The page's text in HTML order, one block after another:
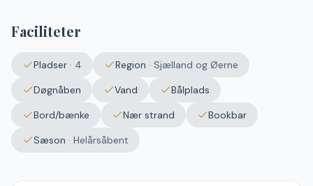
Faciliteter
Pladser · 4 Region · Sjælland og Øerne
Døgnåben
Vand
Bålplads
Bord/bænke
Nær strand
Bookbar
Sæson · Helårsåbent